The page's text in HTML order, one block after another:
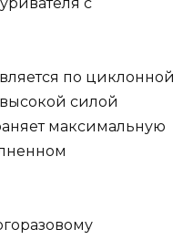
по циклонной
силой
максимальную